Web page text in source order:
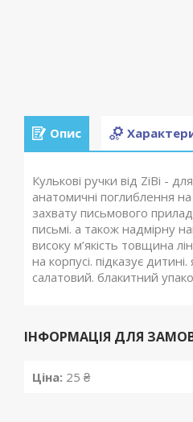
Опис
Кулькові ручки від ZiBi -
анатомичні поглиблення
захвату письмового
письмі. а також надмірну
високу м’якість товщина
на корпусі. підказує
салатовий. блакитний
ІНФОРМАЦІЯ ДЛЯ
Ціна: 25 ₴